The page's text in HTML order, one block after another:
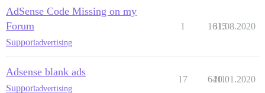
AdSense Code Missing on my
Forum
Supportadvertising
1 1615
31.08.2020
Adsense blank ads
Supportadvertising
17 6411
20.01.2020